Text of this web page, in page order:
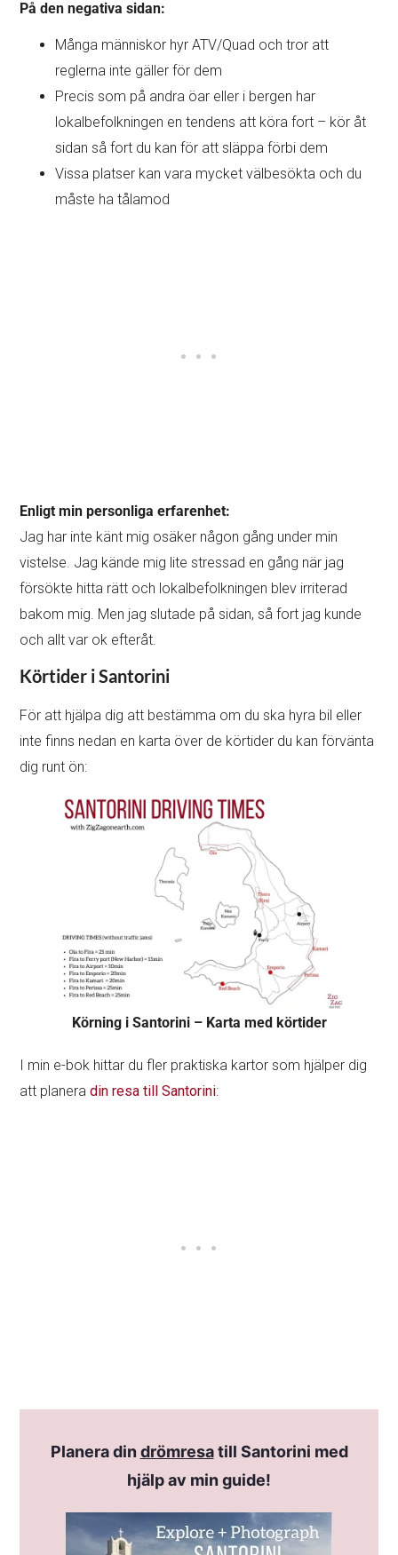
På den negativa sidan:
Många människor hyr ATV/Quad och tror att
reglerna inte gäller för dem
Precis som på andra öar eller i bergen har
lokalbefolkningen en tendens att köra fort – kör åt
sidan så fort du kan för att släppa förbi dem
Vissa platser kan vara mycket välbesökta och du
måste ha tålamod
Enligt min personliga erfarenhet:
Jag har inte känt mig osäker någon gång under min
vistelse. Jag kände mig lite stressad en gång när jag
försökte hitta rätt och lokalbefolkningen blev irriterad
bakom mig. Men jag slutade på sidan, så fort jag kunde
och allt var ok efteråt.
Körtider i Santorini
För att hjälpa dig att bestämma om du ska hyra bil eller
inte finns nedan en karta över de körtider du kan förvänta
dig runt ön:
Körning i Santorini – Karta med körtider
I min e-bok hittar du fler praktiska kartor som hjälper dig
att planeradin resa till Santorini:
Planera dindrömresatill Santorini med
hjälp av min guide!